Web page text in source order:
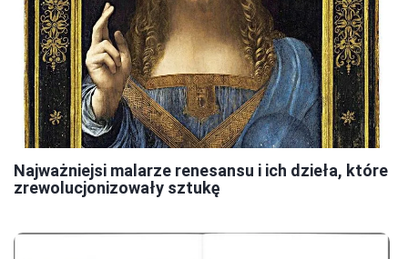
Najważniejsi malarze renesansu i ich dzieła, które
zrewolucjonizowały sztukę